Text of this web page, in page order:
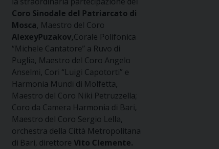
Coro Sinodale del Patriarcato di
Mosca, Maestro del Coro
AlexeyPuzakov,Corale Polifonica
“Michele Cantatore” a Ruvo di
Puglia, Maestro del Coro Angelo
Anselmi, Cori “Luigi Capotorti” e
Harmonia Mundi di Molfetta,
Maestro del Coro Niki Petruzzella;
Coro da Camera Harmonia di Bari,
Maestro del Coro Sergio Lella,
orchestra della Città Metropolitana
di Bari, direttore Vito Clemente.